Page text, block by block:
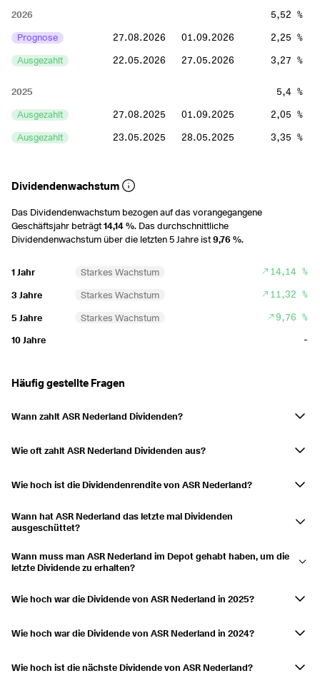
2026
5,52 %
Prognose
27.08.2026 01.09.2026
2,25 %
Ausgezahlt
22.05.2026 27.05.2026 3,27 %
2025
5,4 %
Ausgezahlt
27.08.2025 01.09.2025
2,05 %
Ausgezahlt
23.05.2025 28.05.2025 3,35 %
Ausgezahlt
28.08.2024
Ausgezahlt
31.05.2024 07.06.2024
2023
Ausgezahlt
06.09.2023
2,68 %
Ausgezahlt
02.06.2023 4,29 %
2022
6,1 %
Ausgezahlt
Ausgezahlt
30.08.2021
2,11 %
Ausgezahlt
21.05.2021 26.05.2021 3,58 %
2019
Ausgezahlt
02.09.2019 06.09.2019
2,23 %
Ausgezahlt
03.09.2018 07.09.2018
1,61 %
Häufig gestellte Fragen
Wann zahlt ASR Nederland Dividenden?
Wie oft zahlt ASR Nederland Dividenden aus?
Wie hoch ist die Dividendenrendite von ASR Nederland?
sind in den letzten 3 Jahren um 11,32 % gestiegen.
Wann hat ASR Nederland das letzte mal Dividenden
ausgeschüttet?
Wann muss man ASR Nederland im Depot gehabt haben, um die
letzte Dividende zu erhalten?
die Ausschüttung erhalten.
Wie hoch war die Dividende von ASR Nederland in 2025?
Wie hoch war die Dividende von ASR Nederland in 2024?
Wie hoch ist die nächste Dividende von ASR Nederland?
Dividendenwachstum
Das Dividendenwachstum bezogen auf das vorangegangene
Geschäftsjahr beträgt14,14 %. Das durchschnittliche
Dividendenwachstum über die letzten 5 Jahre ist9,76 %.
1 Jahr Starkes Wachstum 14,14 %
3 Jahre Starkes Wachstum 11,32 %
5 Jahre Starkes Wachstum
9,76 %
10 Jahre
-